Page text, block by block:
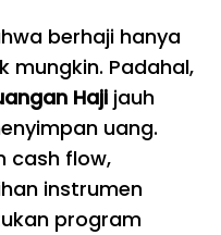
berhaji hanya
mungkin. Padahal,
Haji jauh
uang.
cash flow,
instrumen
program